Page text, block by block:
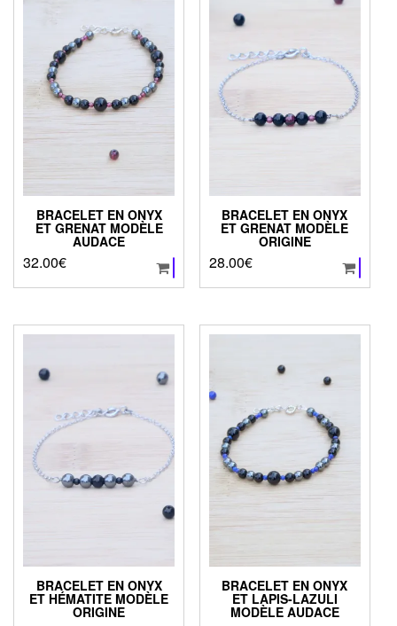
BRACELET EN ONYX
ET GRENAT MODÈLE
AUDACE
32.00€
BRACELET EN ONYX
ET GRENAT MODÈLE
ORIGINE
28.00€
BRACELET EN ONYX
ET HÉMATITE MODÈLE
ORIGINE
BRACELET EN ONYX
ET LAPIS-LAZULI
MODÈLE AUDACE